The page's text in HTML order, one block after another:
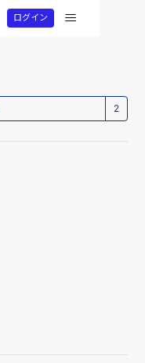
ログイン
2